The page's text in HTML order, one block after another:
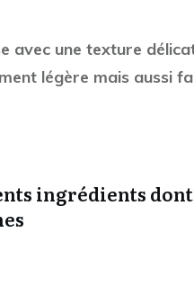
avec une texture
légère mais aussi
ingrédients